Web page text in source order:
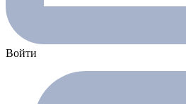
Войти